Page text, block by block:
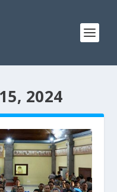
2024